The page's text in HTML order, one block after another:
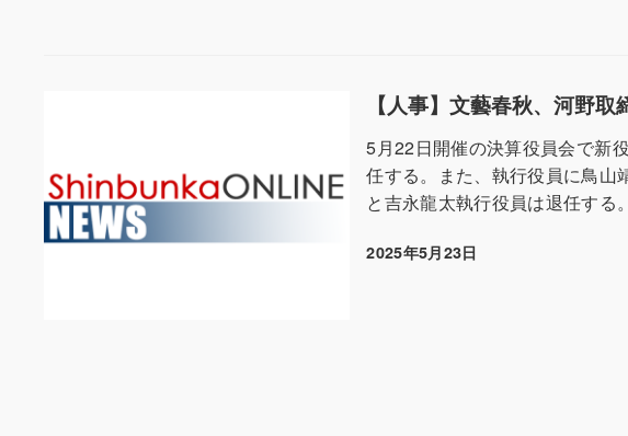
【人事】文藝春秋、河野取
5月22日開催の決算役員会で新
任する。また、執行役員に鳥山
と吉永龍太執行役員は退任す
投稿日
2025年5月23日